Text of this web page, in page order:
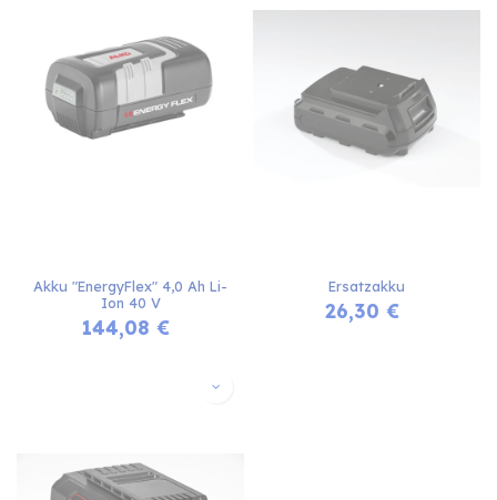
Akku "EnergyFlex" 4,0 Ah Li-
Ion 40 V
144,08 €
Ersatzakku
26,30 €